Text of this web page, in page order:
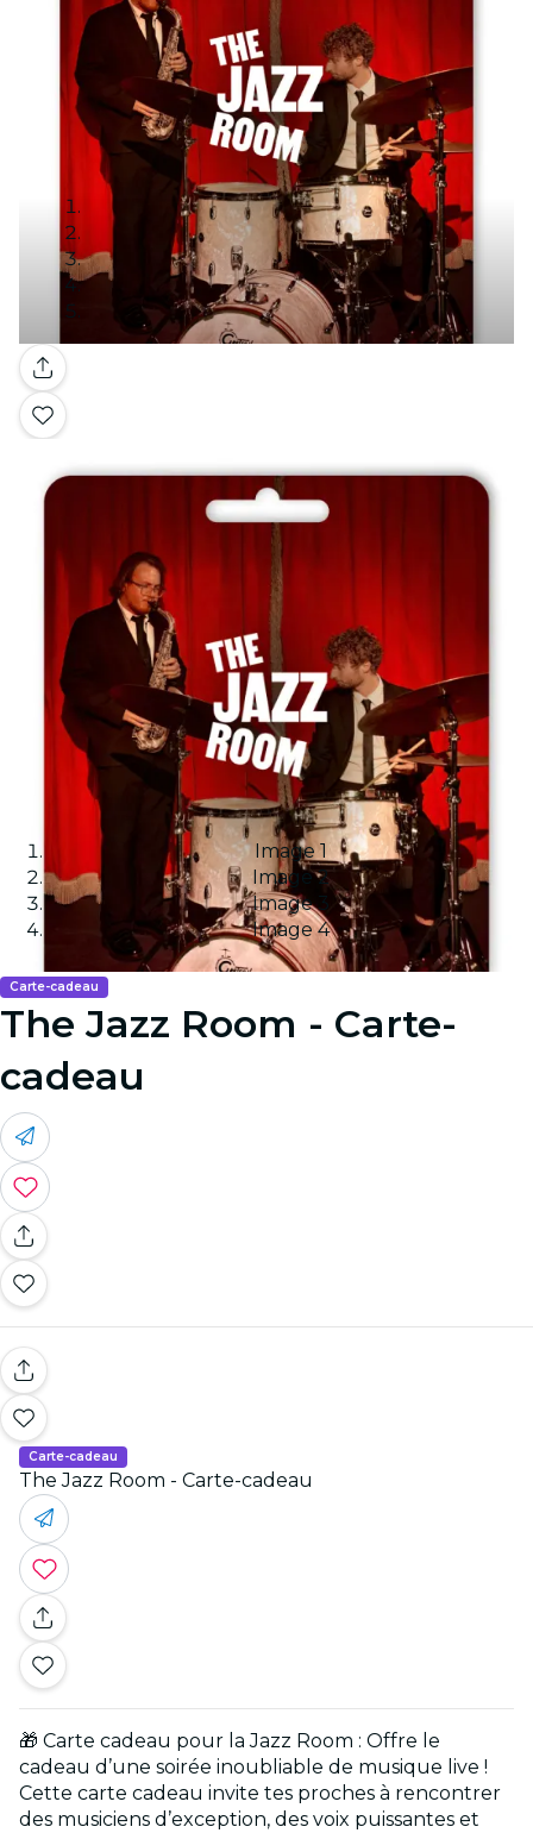
Galerie
Image 1
Image 2
Image 3
Image 4
Carte-cadeau
The Jazz Room - Carte-
cadeau
Carte-cadeau
The Jazz Room - Carte-cadeau
🎁 Carte cadeau pour la Jazz Room : Offre le
cadeau d’une soirée inoubliable de musique live !
Cette carte cadeau invite tes proches à rencontrer
des musiciens d’exception, des voix puissantes et